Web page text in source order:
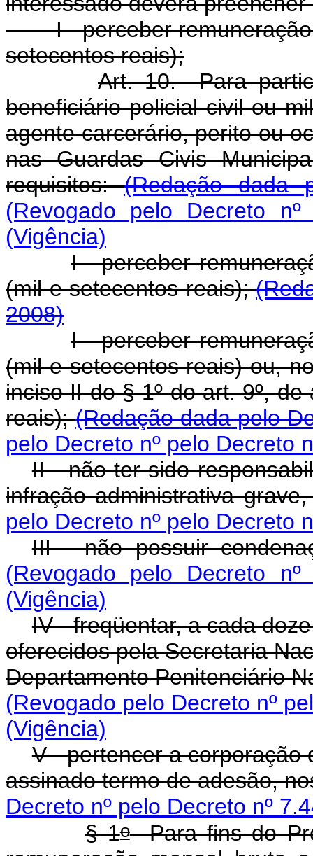
I - perceber remuneração
setecentos reais);
Art. 10. Para
beneficiário policial civil ou
agente carcerário, perito ou
nas Guardas Civis
requisitos:(Redação dada
(Revogado pelo Decreto
(Vigência)
I - perceber
(mil e setecentos reais);
2008)
I - perceber
(mil e setecentos reais) ou,
inciso II do § 1º do art. 9º,
reais);(Redação dada pelo
pelo Decreto nº pelo Decreto
II - não ter sido
infração administrativa
pelo Decreto nº pelo Decreto
III - não possuir
(Revogado pelo Decreto
(Vigência)
IV - freqüentar, a cada
oferecidos pela Secretaria
Departamento Penitenciário
(Revogado pelo Decreto nº
(Vigência)
V - pertencer a corporação
assinado termo de adesão,
Decreto nº pelo Decreto nº
§ 1oPara fins do